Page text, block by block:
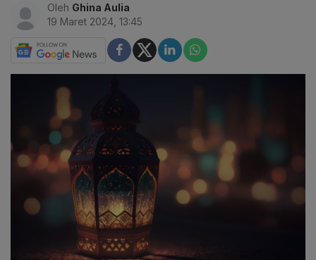
Oleh Ghina Aulia
19 Maret 2024, 13:45